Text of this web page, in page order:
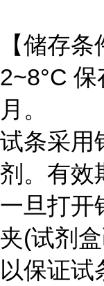
【储存条
2~8°C
月。
试条采用
剂。有效
一旦打开
夹(试剂
以保证试